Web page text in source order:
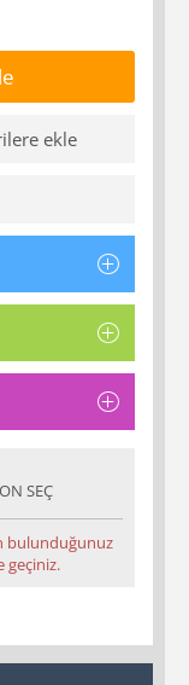
ekle
SEÇ
bulunduğunuz
geçiniz.